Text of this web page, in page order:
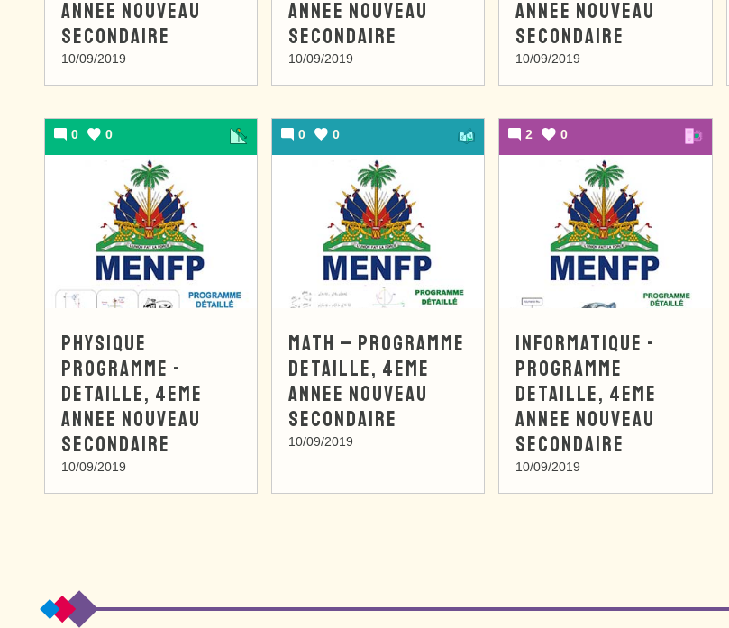
ANNEE NOUVEAU
SECONDAIRE
10/09/2019
ANNEE NOUVEAU
SECONDAIRE
10/09/2019
ANNEE NOUVEAU
SECONDAIRE
10/09/2019
0 0
PHYSIQUE
PROGRAMME -
DETAILLE, 4EME
ANNEE NOUVEAU
SECONDAIRE
10/09/2019
0 0
MATH – PROGRAMME
DETAILLE, 4EME
ANNEE NOUVEAU
SECONDAIRE
10/09/2019
2 0
INFORMATIQUE -
PROGRAMME
DETAILLE, 4EME
ANNEE NOUVEAU
SECONDAIRE
10/09/2019